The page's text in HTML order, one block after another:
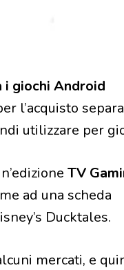
i giochi Android
l’acquisto
utilizzare per
TV
ad una scheda
Ducktales.
mercati, e